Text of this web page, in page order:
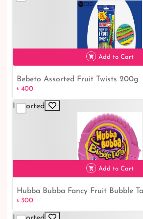
৳ 400
Add to Cart
Bebeto Assorted Fruit Twists 200g
৳ 400
Imported
৳ 300
Add to Cart
Hubba Bubba Fancy Fruit Bubble
৳ 300